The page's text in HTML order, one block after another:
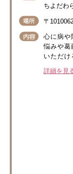
ちよだわ
〒
心に病や
悩みや葛
いただ
詳細を見